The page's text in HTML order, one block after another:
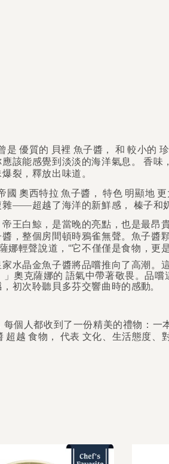
是 優質的 貝裡 魚子醬， 和 較小的
該能感覺到淡淡的海洋氣息。
香味，
裂，釋放出味道。
國 奧西特拉 魚子醬， 特色 明顯地 更
雜——超越了海洋的新鮮感，
榛子和
王白鯨，是當晚的亮點，也是最昂
，整個房間頓時鴉雀無聲。魚子醬
娜輕聲說道，“它不僅僅是食物，更
水晶金魚子醬將品嚐推向了高潮。
奧克薩娜的 語氣中帶著敬畏。品嚐
，初次聆聽貝多芬交響曲時的感動。
每個人都收到了一份精美的禮物：一
超越 食物， 代表 文化、生活態度、